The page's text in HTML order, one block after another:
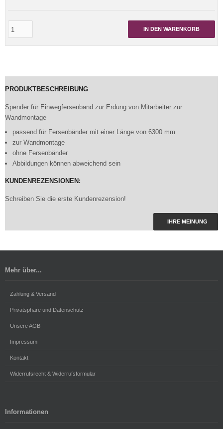
IN DEN WARENKORB
PRODUKTBESCHREIBUNG
Spender für Einwegfersenband zur Erdung von Mitarbeiter zur
Wandmontage
passend für Fersenbänder mit einer Länge von 6300 mm
zur Wandmontage
ohne Fersenbänder
Abbildungen können abweichend sein
KUNDENREZENSIONEN:
Schreiben Sie die erste Kundenrezension!
IHRE MEINUNG
Mehr über...
Zahlung & Versand
Privatsphäre und Datenschutz
Unsere AGB
Impressum
Kontakt
Widerrufsrecht & Widerrufsformular
Informationen